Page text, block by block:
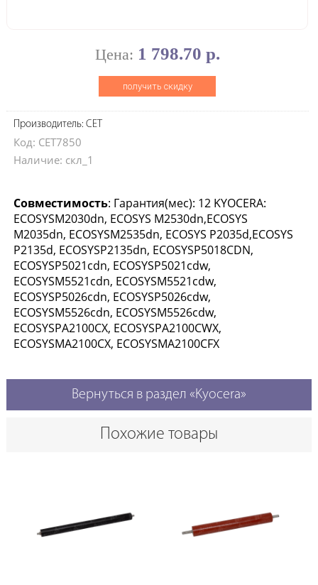
Цена: 1 798.70 р.
получить скидку
Производитель: CET
Код: CET7850
Наличие: скл_1
Совместимость: Гарантия(мес): 12 KYOCERA:
ECOSYSM2030dn, ECOSYS M2530dn,ECOSYS
M2035dn, ECOSYSM2535dn, ECOSYS P2035d,ECOSYS
P2135d, ECOSYSP2135dn, ECOSYSP5018CDN,
ECOSYSP5021cdn, ECOSYSP5021cdw,
ECOSYSM5521cdn, ECOSYSM5521cdw,
ECOSYSP5026cdn, ECOSYSP5026cdw,
ECOSYSM5526cdn, ECOSYSM5526cdw,
ECOSYSPA2100CX, ECOSYSPA2100CWX,
ECOSYSMA2100CX, ECOSYSMA2100CFX
Вернуться в раздел «Kyocera»
Похожие товары